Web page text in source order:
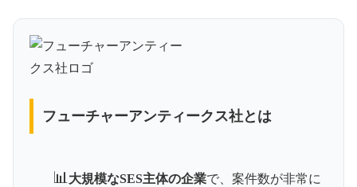
フューチャーアンティークス社とは
📊 大規模なSES主体の企業で、案件数が非常に